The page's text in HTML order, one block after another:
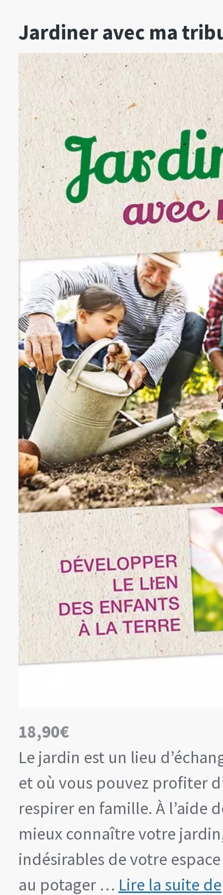
Jardiner avec ma
18,90€
Le jardin est un lieu
et où vous pouvez profiter
respirer en famille. À l’aide
mieux connaître votre
indésirables de votre
au potager … Lire la suite de